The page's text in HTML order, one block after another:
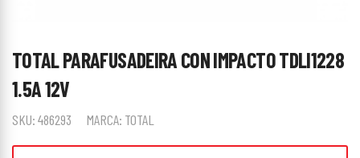
TOTAL PARAFUSADEIRA CON IMPACTO TDLI1228
1.5A 12V
SKU:486293 MARCA: TOTAL